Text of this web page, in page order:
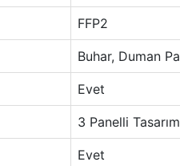
FFP2
Buhar, Duman
Evet
3 Panelli Tasarım
Evet